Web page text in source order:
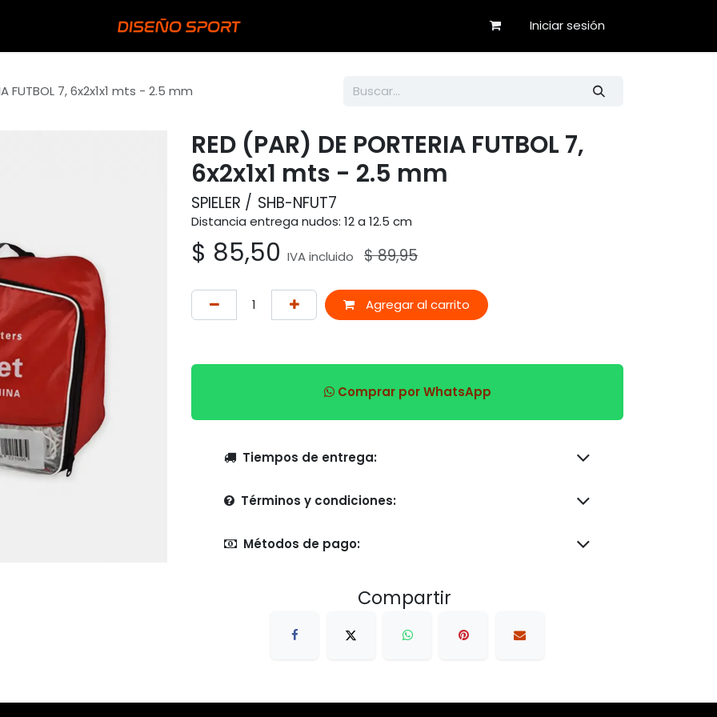
Iniciar sesión
FUTBOL 7, 6x2x1x1 mts - 2.5 mm
RED (PAR) DE PORTERIA FUTBOL 7,
6x2x1x1 mts - 2.5 mm
SPIELER SHB-NFUT7
Distancia entrega nudos: 12 a 12.5 cm
$ 85,50 IVA incluido $89,95
Agregar al carrito
Comprar por WhatsApp
Tiempos de entrega:
Términos y condiciones:
Métodos de pago:
Compartir